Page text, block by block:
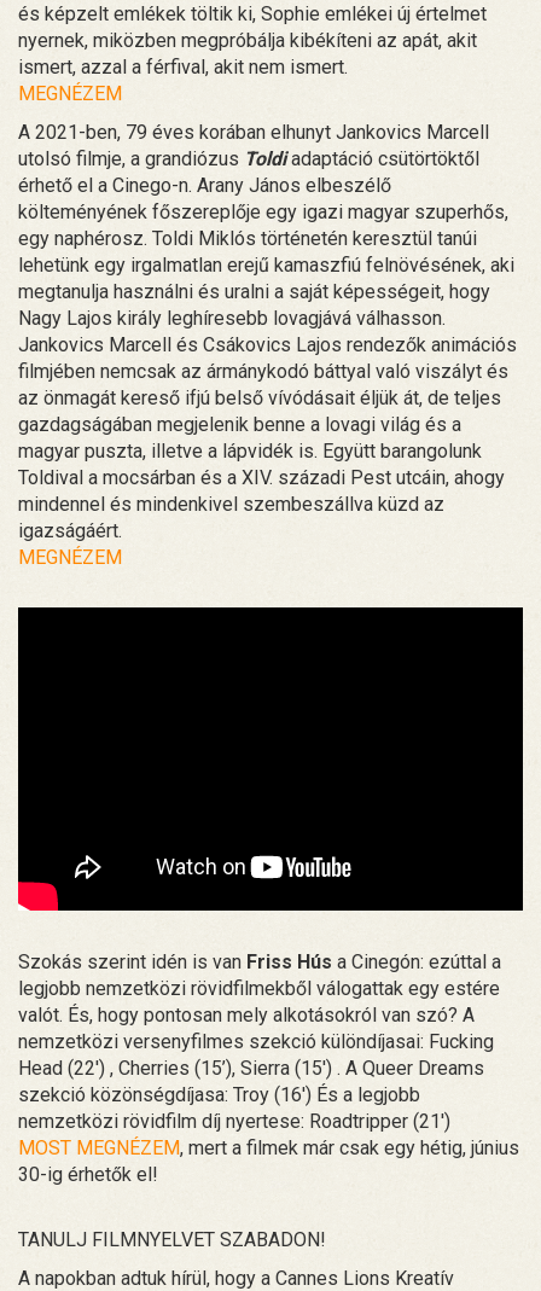
és képzelt emlékek töltik ki, Sophie emlékei új értelmet
nyernek, miközben megpróbálja kibékíteni az apát, akit
ismert, azzal a férfival, akit nem ismert.
MEGNÉZEM
A 2021-ben, 79 éves korában elhunyt Jankovics Marcell
utolsó filmje, a grandiózus Toldiadaptáció csütörtöktől
érhető el a Cinego-n. Arany János elbeszélő
költeményének főszereplője egy igazi magyar szuperhős,
egy naphérosz. Toldi Miklós történetén keresztül tanúi
lehetünk egy irgalmatlan erejű kamaszfiú felnövésének, aki
megtanulja használni és uralni a saját képességeit, hogy
Nagy Lajos király leghíresebb lovagjává válhasson.
Jankovics Marcell és Csákovics Lajos rendezők animációs
filmjében nemcsak az ármánykodó báttyal való viszályt és
az önmagát kereső ifjú belső vívódásait éljük át, de teljes
gazdagságában megjelenik benne a lovagi világ és a
magyar puszta, illetve a lápvidék is. Együtt barangolunk
Toldival a mocsárban és a XIV. századi Pest utcáin, ahogy
mindennel és mindenkivel szembeszállva küzd az
igazságáért.
MEGNÉZEM
Szokás szerint idén is van Friss Hús a Cinegón: ezúttal a
legjobb nemzetközi rövidfilmekből válogattak egy estére
valót. És, hogy pontosan mely alkotásokról van szó? A
nemzetközi versenyfilmes szekció különdíjasai: Fucking
Head (22') , Cherries (15’), Sierra (15') . A Queer Dreams
szekció közönségdíjasa: Troy (16') És a legjobb
nemzetközi rövidfilm díj nyertese: Roadtripper (21')
MOST MEGNÉZEM, mert a filmek már csak egy hétig, június
30-ig érhetők el!
TANULJ FILMNYELVET SZABADON!
A napokban adtuk hírül, hogy a Cannes Lions Kreatív